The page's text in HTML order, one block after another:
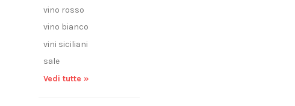
vino rosso
vino bianco
vini siciliani
sale
Vedi tutte »